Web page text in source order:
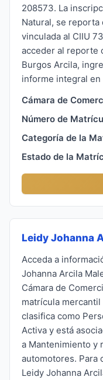
208573. La
Natural, se reporta
vinculada al CIIU
acceder al reporte
Burgos Arcila,
informe integral en
Cámara de
Número de
Categoría de la
Estado de la
Leidy Johanna
Acceda a
Johanna Arcila
Cámara de
matrícula
clasifica como
Activa y está
a Mantenimiento y
automotores. Para
Leidy Johanna